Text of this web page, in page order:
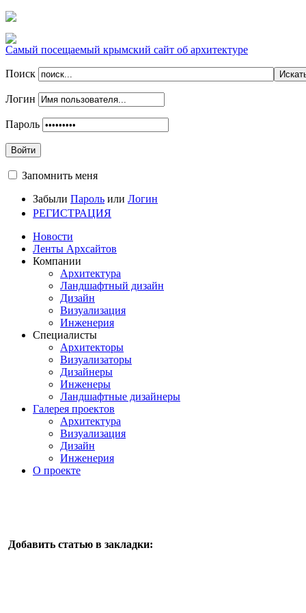
Самый посещаемый крымский сайт об архитектуре
Поиск
Логин
Пароль
Войти
Запомнить меня
Забыли Пароль или Логин
РЕГИСТРАЦИЯ
Новости
Ленты Архсайтов
Компании
Архитектура
Ландшафтный дизайн
Дизайн
Визуализация
Инженерия
Специалисты
Архитекторы
Визуализаторы
Дизайнеры
Инженеры
Ландшафтные дизайнеры
Галерея проектов
Архитектура
Визуализация
Дизайн
Инженерия
О проекте
Добавить статью в закладки: